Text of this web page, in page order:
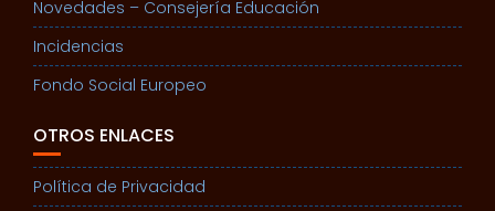
Novedades – Consejería Educación
Incidencias
Fondo Social Europeo
OTROS ENLACES
Política de Privacidad